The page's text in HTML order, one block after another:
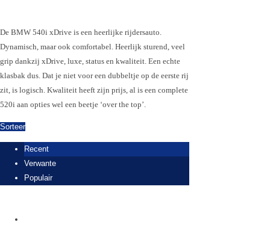
De BMW 540i xDrive is een heerlijke rijdersauto.
Dynamisch, maar ook comfortabel. Heerlijk sturend, veel
grip dankzij xDrive, luxe, status en kwaliteit. Een echte
klasbak dus. Dat je niet voor een dubbeltje op de eerste rij
zit, is logisch. Kwaliteit heeft zijn prijs, al is een complete
520i aan opties wel een beetje ‘over the top’.
Sorteer
Recent
Verwante
Populair